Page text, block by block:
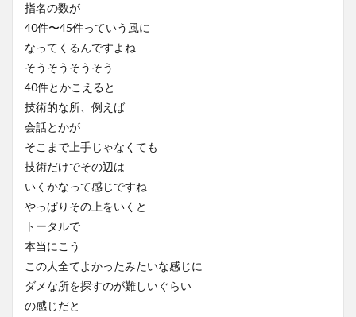
指名の数が
40件〜45件っていう風に
なってくるんですよね
そうそうそうそう
40件とかこえると
技術的な所、例えば
会話とかが
そこまで上手じゃなくても
技術だけでその辺は
いくかなって感じですね
やっぱりその上をいくと
トータルで
本当にこう
この人全てよかったみたいな感じに
ダメな所を探すのが難しいぐらい
の感じだと